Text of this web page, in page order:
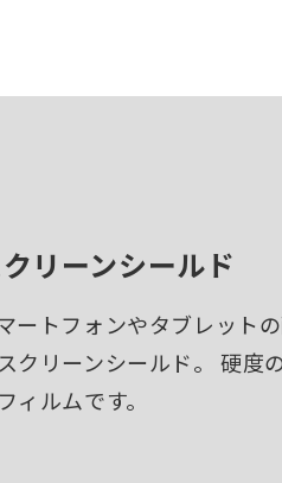
リーンシールド
ートフォンやタブレット
クリーンシールド。 硬度
ィルムです。